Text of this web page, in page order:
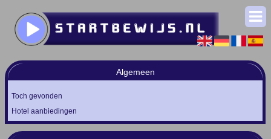
Algemeen
Toch gevonden
Hotel aanbiedingen